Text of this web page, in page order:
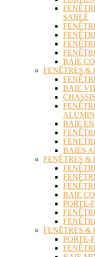
SABLÉ
BAIE
FENÊTRES &
BAIE
BAIE
BAIES
FENÊTRES &
BAIE
PORTE-
FENÊTRES &
PORTE-